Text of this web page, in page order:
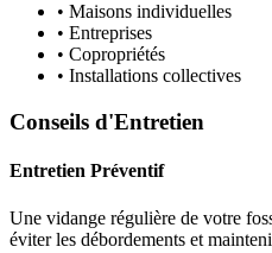
• Maisons individuelles
• Entreprises
• Copropriétés
• Installations collectives
Conseils d'Entretien
Entretien Préventif
Une vidange régulière de votre
éviter les débordements et